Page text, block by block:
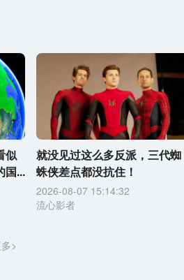
似
国...
就没见过这么多反派，三代蜘
蛛侠差点都没抗住！
2026-08-07 15:14:32
流心影者
>